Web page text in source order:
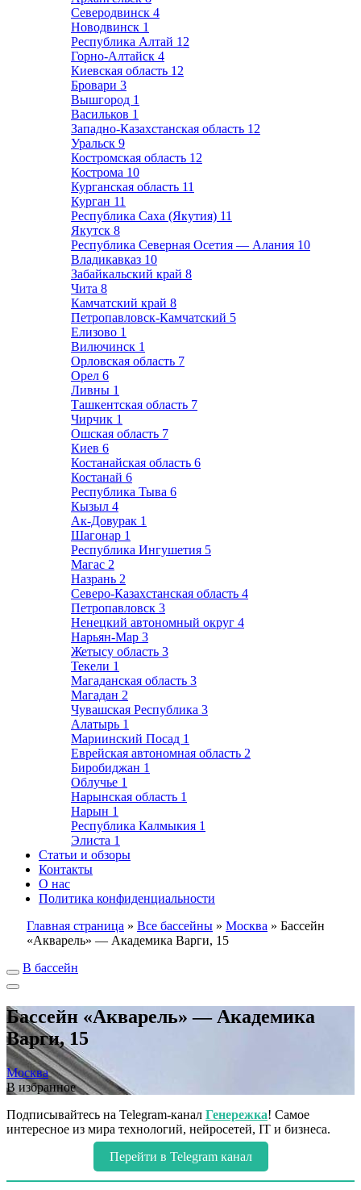
Северодвинск 4
Новодвинск 1
Республика Алтай 12
Горно-Алтайск 4
Киевская область 12
Бровари 3
Вышгород 1
Васильков 1
Западно-Казахстанская область 12
Уральск 9
Костромская область 12
Кострома 10
Курганская область 11
Курган 11
Республика Саха (Якутия) 11
Якутск 8
Республика Северная Осетия — Алания 10
Владикавказ 10
Забайкальский край 8
Чита 8
Камчатский край 8
Петропавловск-Камчатский 5
Елизово 1
Вилючинск 1
Орловская область 7
Орел 6
Ливны 1
Ташкентская область 7
Чирчик 1
Ошская область 7
Киев 6
Костанайская область 6
Костанай 6
Республика Тыва 6
Кызыл 4
Ак-Довурак 1
Шагонар 1
Республика Ингушетия 5
Магас 2
Назрань 2
Северо-Казахстанская область 4
Петропавловск 3
Ненецкий автономный округ 4
Нарьян-Мар 3
Жетысу область 3
Текели 1
Магаданская область 3
Магадан 2
Чувашская Республика 3
Алатырь 1
Мариинский Посад 1
Еврейская автономная область 2
Биробиджан 1
Облучье 1
Нарынская область 1
Нарын 1
Республика Калмыкия 1
Элиста 1
Статьи и обзоры
Контакты
О нас
Политика конфиденциальности
Главная страница » Все бассейны » Москва » Бассейн
«Акварель» — Академика Варги, 15
В бассейн
Бассейн «Акварель» — Академика
Варги, 15
Москва
В избранное
Подписывайтесь на Telegram-канал Генережка! Самое
интересное из мира технологий, нейросетей, IT и бизнеса.
Перейти в Telegram канал